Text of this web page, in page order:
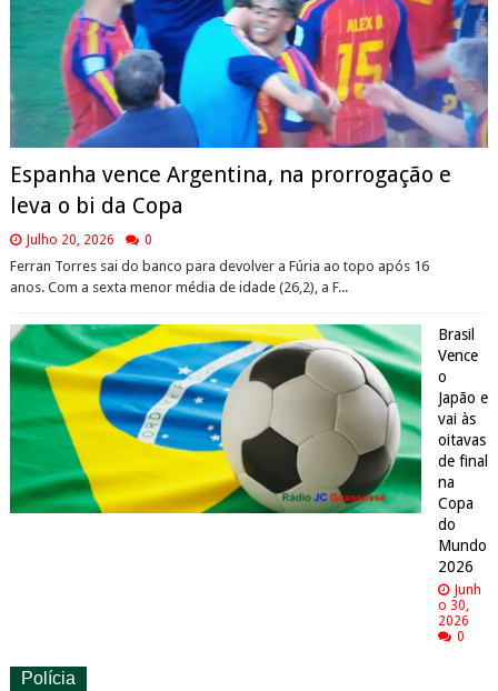
Espanha vence Argentina, na prorrogação e
leva o bi da Copa
Julho 20, 2026 0
Ferran Torres sai do banco para devolver a Fúria ao topo após 16
anos. Com a sexta menor média de idade (26,2), a F...
Brasil
Vence
o
Japão e
vai às
oitavas
de final
na
Copa
do
Mundo
2026
Junh
o 30,
2026
0
Polícia